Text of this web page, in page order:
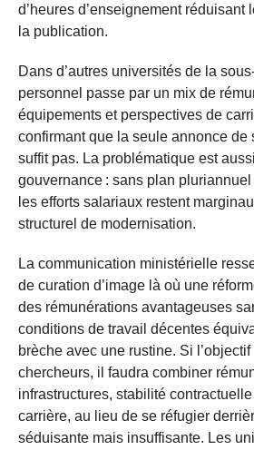
d’heures d’enseignement réduisant
la publication.
Dans d’autres universités de la
personnel passe par un mix de
équipements et perspectives de
confirmant que la seule annonce de
suffit pas. La problématique est
gouvernance : sans plan pluriannuel
les efforts salariaux restent
structurel de modernisation.
La communication ministérielle
de curation d’image là où une
des rémunérations avantageuses
conditions de travail décentes
brèche avec une rustine. Si
chercheurs, il faudra combiner
infrastructures, stabilité
carrière, au lieu de se réfugier
séduisante mais insuffisante. Les